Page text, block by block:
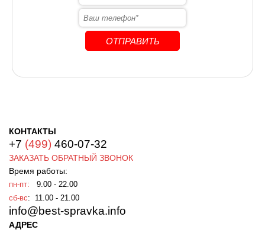
КОНТАКТЫ
+7 (499) 460-07-32
ЗАКАЗАТЬ ОБРАТНЫЙ ЗВОНОК
Время работы:
пн-пт: 9.00 - 22.00
сб-вс: 11.00 - 21.00
info@best-spravka.info
АДРЕС